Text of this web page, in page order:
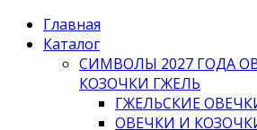
Главная
Каталог
СИМВОЛЫ 2027 ГОДА
КОЗОЧКИ ГЖЕЛЬ
ГЖЕЛЬСКИЕ
ОВЕЧКИ И